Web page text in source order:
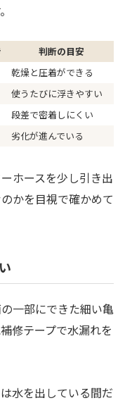
判断の目安
乾燥と圧着ができる
使うたびに浮きやすい
段差で密着しにくい
劣化が進んでいる
ホースを少し引き出
かを目視で確かめて
一部にできた細い亀
修テープで水漏れを
水を出している間だ